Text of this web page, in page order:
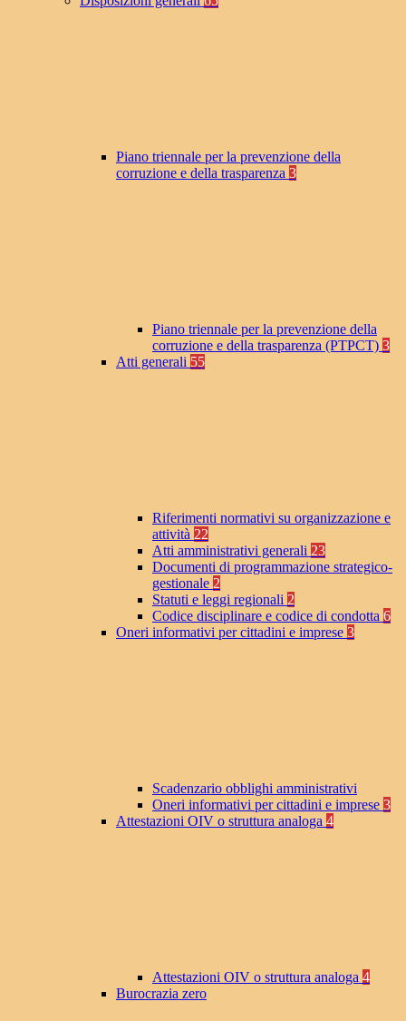
Piano triennale per la prevenzione della
corruzione e della trasparenza 3
Piano triennale per la prevenzione della
corruzione e della trasparenza (PTPCT) 3
Atti generali 55
Riferimenti normativi su organizzazione e
attività 22
Atti amministrativi generali 23
Documenti di programmazione strategico-
gestionale 2
Statuti e leggi regionali 2
Codice disciplinare e codice di condotta 6
Oneri informativi per cittadini e imprese 3
Scadenzario obblighi amministrativi
Oneri informativi per cittadini e imprese 3
Attestazioni OIV o struttura analoga 4
Attestazioni OIV o struttura analoga 4
Burocrazia zero